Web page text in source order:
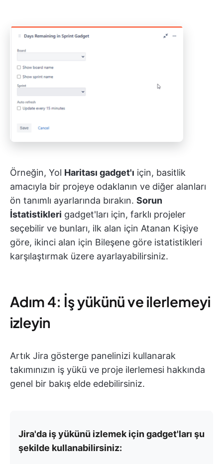
Örneğin, Yol Haritası gadget'ı için, basitlik
amacıyla bir projeye odaklanın ve diğer alanları
ön tanımlı ayarlarında bırakın. Sorun
İstatistikleri gadget'ları için, farklı projeler
seçebilir ve bunları, ilk alan için Atanan Kişiye
göre, ikinci alan için Bileşene göre istatistikleri
karşılaştırmak üzere ayarlayabilirsiniz.
Adım 4: İş yükünü ve ilerlemeyi
izleyin
Artık Jira gösterge panelinizi kullanarak
takımınızın iş yükü ve proje ilerlemesi hakkında
genel bir bakış elde edebilirsiniz.
Jira'da iş yükünü izlemek için gadget'ları şu
şekilde kullanabilirsiniz: